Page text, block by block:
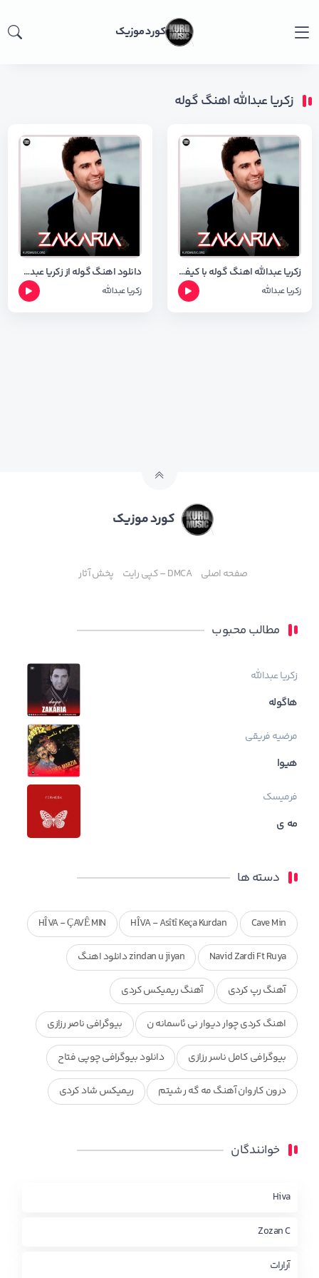
کورد موزیک
زکریا عبدالله اهنگ گوله
زکریا عبدالله اهنگ گوله با کیفیت ۳۲۰
زکریا عبدالله
دانلود اهنگ گوله از زکریا عبدالله + شعر اهنگ
زکریا عبدالله
کورد موزیک
صفحه اصلی DMCA – کپی رایت پخش آثار
مطالب محبوب
زکریا عبدالله
هاگوله
مرضیه فریقی
هیوا
فرمیسک
مه ی
دسته ها
Cave Min
HÎVA - Asîtî Keça Kurdan
HÎVA - ÇAVÊ MIN
Navid Zardi Ft Ruya zindan u jiyan دانلود اهنگ
آهنگ رپ کردی آهنگ ریمیکس کردی
اهنگ کردی چوار دیوار نی ئاسمانه ن بیوگرافی ناصر رزازی
بیوگرافی کامل ناسر رزازی دانلود بیوگرافی چوپی فتاح
درون کاروان آهنگ مه گه ر شیتم ریمیکس شاد کردی
محمد جزا
چاو من
خوانندگان
Hiva
Zozan C
آرارات